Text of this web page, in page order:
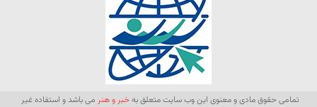
تمامی حقوق مادی و معنوی این وب سایت متعلق بهخبر و هنر می باشد و استفاده غیر